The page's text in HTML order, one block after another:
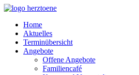
Home
Aktuelles
Terminübersicht
Angebote
Offene Angebote
Familiencafé